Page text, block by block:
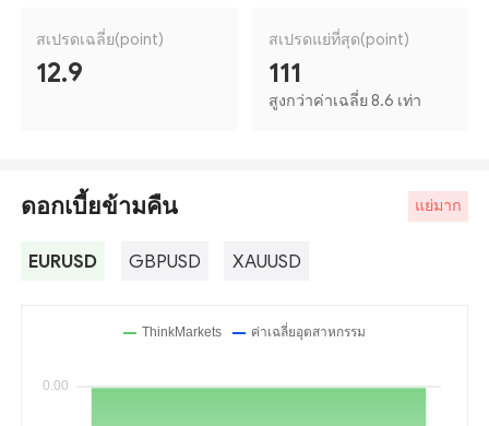
สเปรดเฉลี่ย(point)
12.9
สเปรดแย่ที่สุด(point)
111
สูงกว่าค่าเฉลี่ย 8.6 เท่า
ดอกเบี้ยข้ามคืน แย่มาก
EURUSD GBPUSD XAUUSD